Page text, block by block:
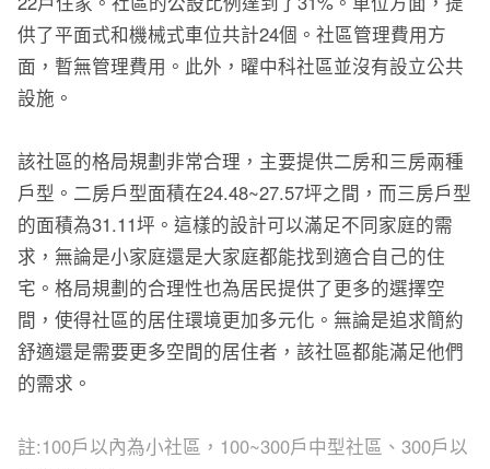
供了平面式和機械式車位共計24個。社區管理費用方
面，暫無管理費用。此外，曜中科社區並沒有設立公共
設施。
該社區的格局規劃非常合理，主要提供二房和三房兩種
戶型。二房戶型面積在24.48~27.57坪之間，而三房戶型
的面積為31.11坪。這樣的設計可以滿足不同家庭的需
求，無論是小家庭還是大家庭都能找到適合自己的住
宅。格局規劃的合理性也為居民提供了更多的選擇空
間，使得社區的居住環境更加多元化。無論是追求簡約
舒適還是需要更多空間的居住者，該社區都能滿足他們
的需求。
註:100戶以內為小社區，100~300戶中型社區、300戶以